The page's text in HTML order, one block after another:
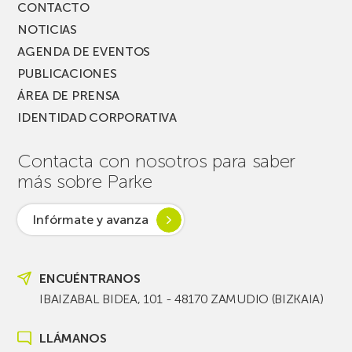
CONTACTO
NOTICIAS
AGENDA DE EVENTOS
PUBLICACIONES
ÁREA DE PRENSA
IDENTIDAD CORPORATIVA
Contacta con nosotros para saber
más sobre Parke
Infórmate y avanza
ENCUÉNTRANOS
IBAIZABAL BIDEA, 101 - 48170 ZAMUDIO (BIZKAIA)
LLÁMANOS